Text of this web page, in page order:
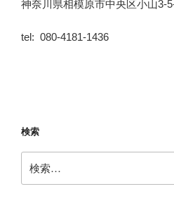
神奈川県相模原市中央区小山3-
tel: 080-4181-1436
検索
索: